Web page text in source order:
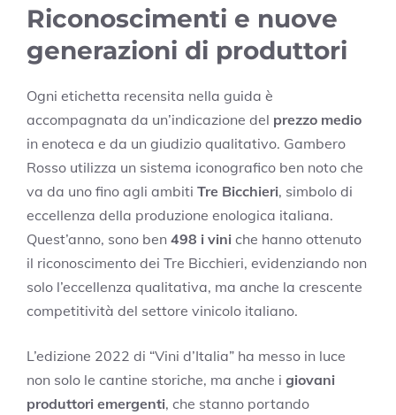
Riconoscimenti e nuove
generazioni di produttori
Ogni etichetta recensita nella guida è
accompagnata da un’indicazione del prezzo medio
in enoteca e da un giudizio qualitativo. Gambero
Rosso utilizza un sistema iconografico ben noto che
va da uno fino agli ambiti Tre Bicchieri, simbolo di
eccellenza della produzione enologica italiana.
Quest’anno, sono ben 498 i vini che hanno ottenuto
il riconoscimento dei Tre Bicchieri, evidenziando non
solo l’eccellenza qualitativa, ma anche la crescente
competitività del settore vinicolo italiano.
L’edizione 2022 di “Vini d’Italia” ha messo in luce
non solo le cantine storiche, ma anche i giovani
produttori emergenti, che stanno portando